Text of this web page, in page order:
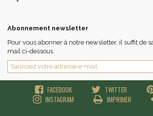
Abonnement newsletter
Pour vous abonner à notre newsletter, il suffit de
mail ci-dessous
FACEBOOK TWITTER
INSTAGRAM
IMPRIMER